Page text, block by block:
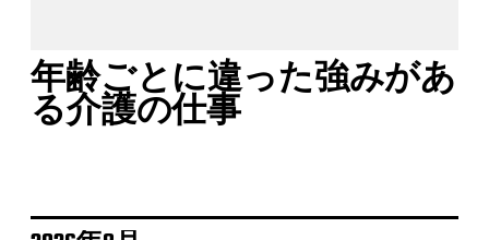
年齢ごとに違った強みがあ
る介護の仕事